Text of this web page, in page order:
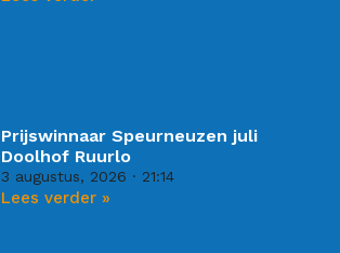
Prijswinnaar Speurneuzen juli
Doolhof Ruurlo
3 augustus, 2026 21:14
Lees verder »